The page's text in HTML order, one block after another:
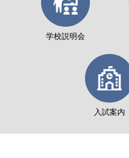
学校説明会
入試案内